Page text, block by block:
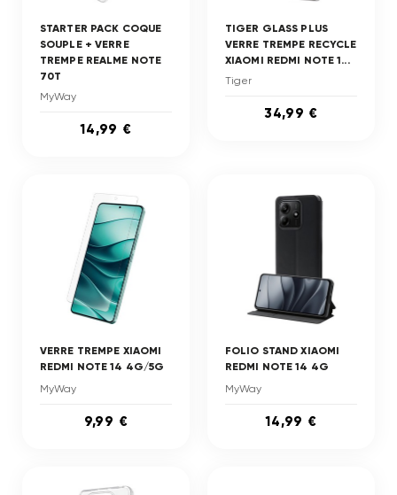
STARTER PACK COQUE
SOUPLE + VERRE
TREMPE REALME NOTE
70T
MyWay
14,99 €
TIGER GLASS PLUS
VERRE TREMPE RECYCLE
XIAOMI REDMI NOTE 1...
Tiger
34,99 €
VERRE TREMPE XIAOMI
REDMI NOTE 14 4G/5G
MyWay
9,99 €
FOLIO STAND XIAOMI
REDMI NOTE 14 4G
MyWay
14,99 €